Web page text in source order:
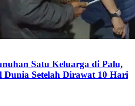
Satu Keluarga di Palu,
Dunia Setelah Dirawat 10 Hari